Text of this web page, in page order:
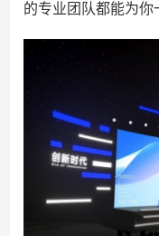
的专业团队都能为你